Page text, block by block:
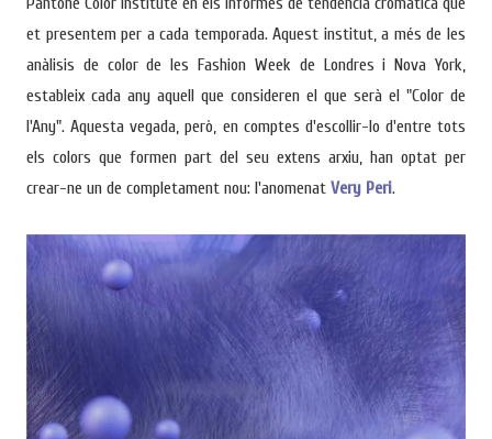
enllà de la decoloració total, qualsevol coloració que
busqui aclarir la teva base natural comporta un
arrossegament de pigments, més o menys intens
segons la tècnica emprada. Com més diferència es
busqui entre el to natural del teu cabell i el color
desitjat, més agressiu haurà de ser el mètode a utilitzar.
que el procés de decoloració pot debilitar parcialment
és essencial confiar en professionals que facin un
diagnòstic acurat i honest abans d’iniciar qualsevol
tractament d'aclarit. Un diagnòstic incorrecte , que no
valori...
et presentem per a cada temporada. Aquest institut, a més de les
anàlisis de color de les Fashion Week de Londres i Nova York,
estableix cada any aquell que consideren el que serà el "Color de
l'Any". Aquesta vegada, però, en comptes d'escollir-lo d'entre tots
els colors que formen part del seu extens arxiu, han optat per
crear-ne un de completament nou: l'anomenat Very Peri.